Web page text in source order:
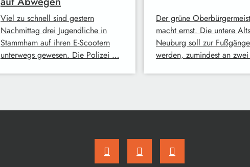
Viel zu schnell sind gestern
Nachmittag drei Jugendliche in
Stammham auf ihren E-Scootern
unterwegs gewesen. Die Polizei …
Der grüne
macht ernst. Die untere
Neuburg soll zur
werden, zumindest an